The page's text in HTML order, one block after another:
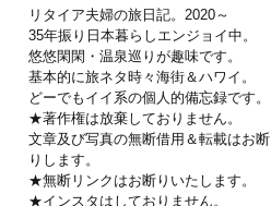
リタイア夫婦の旅日記。2020～
35年振り日本暮らしエンジョイ中。
悠悠閑閑・温泉巡りが趣味です。
基本的に旅ネタ時々海街＆ハワイ。
どーでもイイ系の個人的備忘録です。
★著作権は放棄しておりません。
文章及び写真の無断借用＆転載はお断
りします。
★無断リンクはお断りいたします。
★インスタはしておりません。